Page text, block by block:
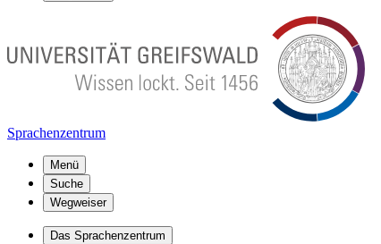
Sprachenzentrum
Menü
Suche
Wegweiser
Das Sprachenzentrum